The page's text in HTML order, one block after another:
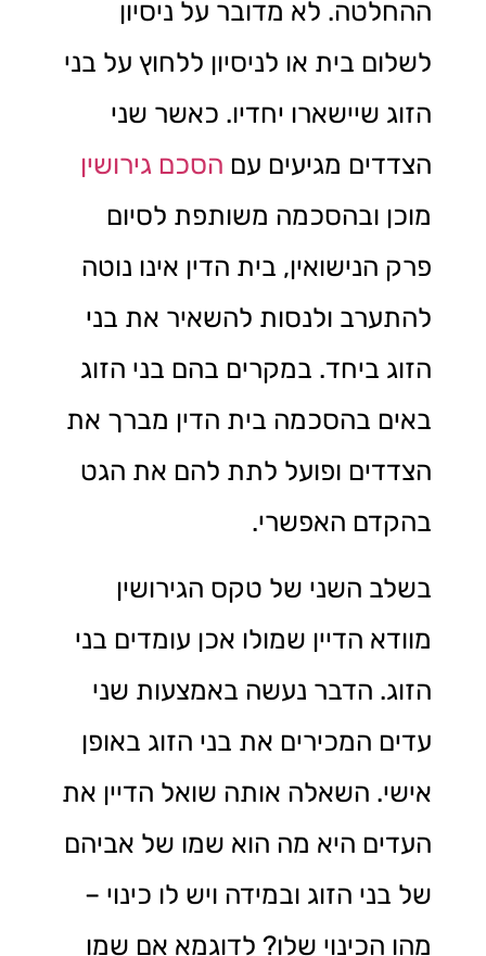
ההחלטה. לא מדובר על ניסיון
לשלום בית או לניסיון ללחוץ על בני
הזוג שיישארו יחדיו. כאשר שני
הצדדים מגיעים עם הסכם גירושין
מוכן ובהסכמה משותפת לסיום
פרק הנישואין, בית הדין אינו נוטה
להתערב ולנסות להשאיר את בני
הזוג ביחד. במקרים בהם בני הזוג
באים בהסכמה בית הדין מברך את
הצדדים ופועל לתת להם את הגט
בהקדם האפשרי.
בשלב השני של טקס הגירושין
מוודא הדיין שמולו אכן עומדים בני
הזוג. הדבר נעשה באמצעות שני
עדים המכירים את בני הזוג באופן
אישי. השאלה אותה שואל הדיין את
העדים היא מה הוא שמו של אביהם
של בני הזוג ובמידה ויש לו כינוי –
מהו הכינוי שלו? לדוגמא אם שמו